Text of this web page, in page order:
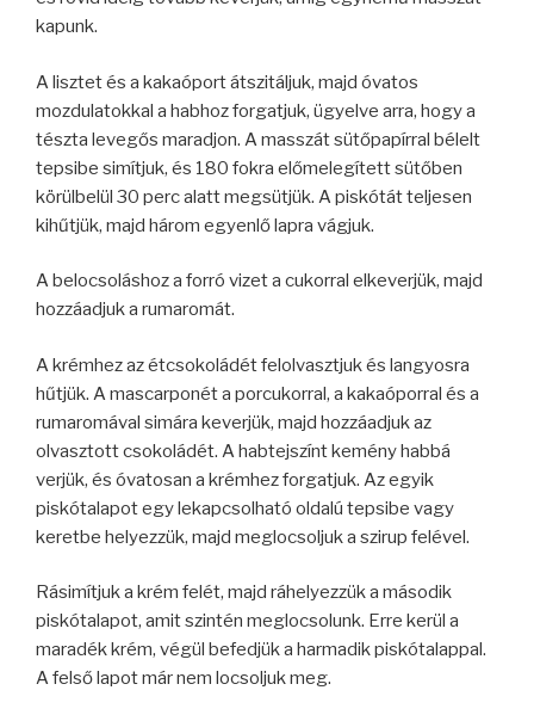
kapunk.
A lisztet és a kakaóport átszitáljuk, majd óvatos
mozdulatokkal a habhoz forgatjuk, ügyelve arra, hogy a
tészta levegős maradjon. A masszát sütőpapírral bélelt
tepsibe simítjuk, és 180 fokra előmelegített sütőben
körülbelül 30 perc alatt megsütjük. A piskótát teljesen
kihűtjük, majd három egyenlő lapra vágjuk.
A belocsoláshoz a forró vizet a cukorral elkeverjük, majd
hozzáadjuk a rumaromát.
A krémhez az étcsokoládét felolvasztjuk és langyosra
hűtjük. A mascarponét a porcukorral, a kakaóporral és a
rumaromával simára keverjük, majd hozzáadjuk az
olvasztott csokoládét. A habtejszínt kemény habbá
verjük, és óvatosan a krémhez forgatjuk. Az egyik
piskótalapot egy lekapcsolható oldalú tepsibe vagy
keretbe helyezzük, majd meglocsoljuk a szirup felével.
Rásimítjuk a krém felét, majd ráhelyezzük a második
piskótalapot, amit szintén meglocsolunk. Erre kerül a
maradék krém, végül befedjük a harmadik piskótalappal.
A felső lapot már nem locsoljuk meg.